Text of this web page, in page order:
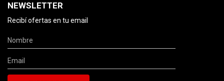
NEWSLETTER
Recibí ofertas en tu email